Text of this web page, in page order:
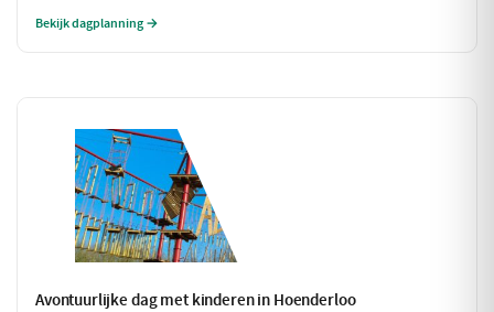
perfecte dag om jezelf te verwennen!
Bekijk dagplanning →
Avontuurlijke dag met kinderen in Hoenderloo